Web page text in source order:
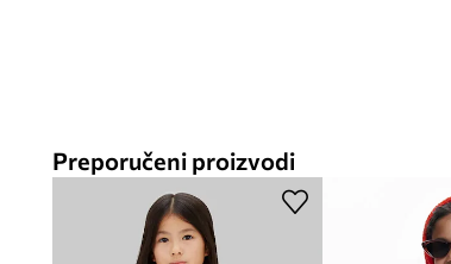
Preporučeni proizvodi